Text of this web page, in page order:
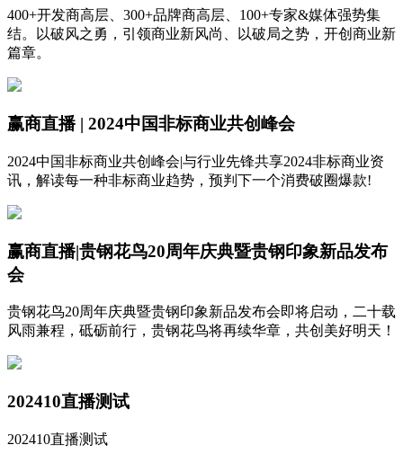
400+开发商高层、300+品牌商高层、100+专家&媒体强势集
结。以破风之勇，引领商业新风尚、以破局之势，开创商业新
篇章。
赢商直播 | 2024中国非标商业共创峰会
2024中国非标商业共创峰会|与行业先锋共享2024非标商业资
讯，解读每一种非标商业趋势，预判下一个消费破圈爆款!
赢商直播|贵钢花鸟20周年庆典暨贵钢印象新品发布
会
贵钢花鸟20周年庆典暨贵钢印象新品发布会即将启动，二十载
风雨兼程，砥砺前行，贵钢花鸟将再续华章，共创美好明天！
202410直播测试
202410直播测试